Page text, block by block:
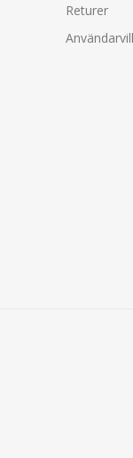
Returer